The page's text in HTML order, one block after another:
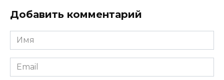
Добавить комментарий
Имя
*
Email
*